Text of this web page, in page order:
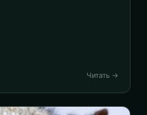
Читать →